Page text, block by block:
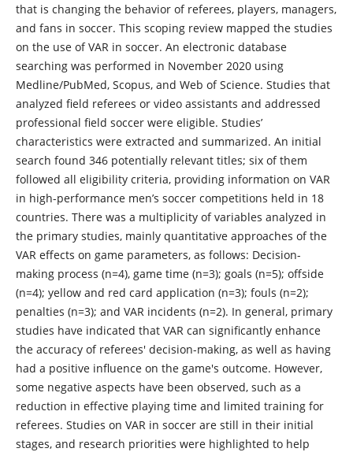
that is changing the behavior of referees, players, managers,
and fans in soccer. This scoping review mapped the studies
on the use of VAR in soccer. An electronic database
searching was performed in November 2020 using
Medline/PubMed, Scopus, and Web of Science. Studies that
analyzed field referees or video assistants and addressed
professional field soccer were eligible. Studies’
characteristics were extracted and summarized. An initial
search found 346 potentially relevant titles; six of them
followed all eligibility criteria, providing information on VAR
in high-performance men’s soccer competitions held in 18
countries. There was a multiplicity of variables analyzed in
the primary studies, mainly quantitative approaches of the
VAR effects on game parameters, as follows: Decision-
making process (n=4), game time (n=3); goals (n=5); offside
(n=4); yellow and red card application (n=3); fouls (n=2);
penalties (n=3); and VAR incidents (n=2). In general, primary
studies have indicated that VAR can significantly enhance
the accuracy of referees' decision-making, as well as having
had a positive influence on the game's outcome. However,
some negative aspects have been observed, such as a
reduction in effective playing time and limited training for
referees. Studies on VAR in soccer are still in their initial
stages, and research priorities were highlighted to help